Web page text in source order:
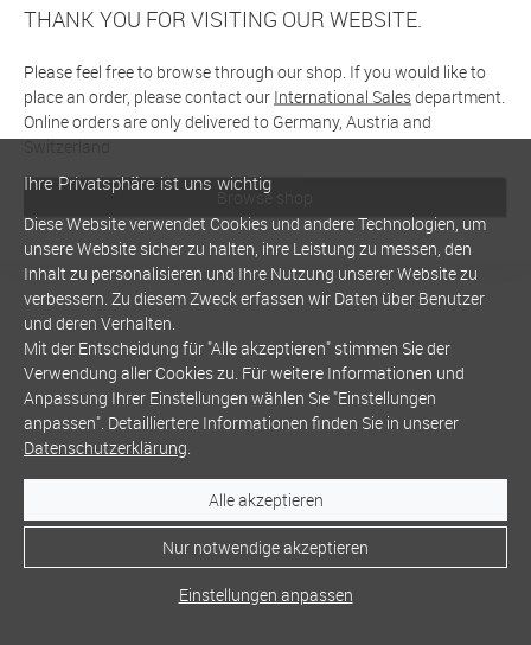
THANK YOU FOR VISITING OUR WEBSITE.
Please feel free to browse through our shop. If you would like to
place an order, please contact our International Salesdepartment.
Online orders are only delivered to Germany, Austria and
Switzerland
Browse shop
Ihre Privatsphäre ist uns wichtig
Diese Website verwendet Cookies und andere Technologien, um
unsere Website sicher zu halten, ihre Leistung zu messen, den
Inhalt zu personalisieren und Ihre Nutzung unserer Website zu
verbessern. Zu diesem Zweck erfassen wir Daten über Benutzer
und deren Verhalten.
Mit der Entscheidung für "Alle akzeptieren" stimmen Sie der
Verwendung aller Cookies zu. Für weitere Informationen und
Anpassung Ihrer Einstellungen wählen Sie "Einstellungen
anpassen". Detailliertere Informationen finden Sie in unserer
Datenschutzerklärung.
Alle akzeptieren
Nur notwendige akzeptieren
Einstellungen anpassen